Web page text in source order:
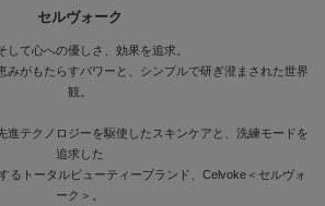
ト
セルヴォーク
して心への優しさ、効果を追求。
みがもたらすパワーと、シンプルで研ぎ澄まされた世界
観。
進テクノロジーを駆使したスキンケアと、洗練モードを
追求した
るトータルビューティーブランド、Celvoke＜セルヴォ
ーク＞。